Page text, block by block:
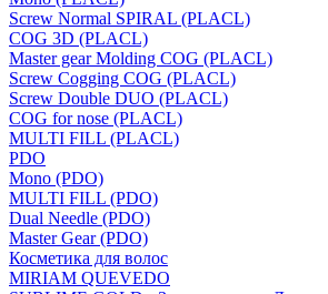
Screw Normal SPIRAL (PLACL)
COG 3D (PLACL)
Master gear Molding COG (PLACL)
Screw Cogging COG (PLACL)
Screw Double DUO (PLACL)
COG for nose (PLACL)
MULTI FILL (PLACL)
PDO
Mono (PDO)
MULTI FILL (PDO)
Dual Needle (PDO)
Master Gear (PDO)
Косметика для волос
MIRIAM QUEVEDO